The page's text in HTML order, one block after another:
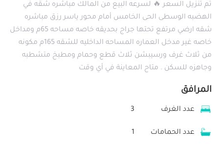
تم تنزيل السعر 🔥 لسرعه البيع من المالك مباشره شقه في
الهضبه الوسطى الحى الخامس أمام محور ياسر رزق مباشره
شقه ارضي مرتفع تحتها جراج بحديقه خاصه مساحه 65م ومداخل
خاصه غير مدخل العماره المساحه الداخليه للشقه 165م مكونه
من ثلاث غرف ورسيبشن ثلاث قطع وحمام ومطبخ متشطبه
وجاهزه للسكن . متاح المعاينة في أي وقت
المرافق
عدد الغرف 3
عدد الحمامات 1